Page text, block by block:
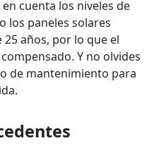
cuenta los niveles de
los paneles solares
años, por lo que el
Y no olvides
de mantenimiento para